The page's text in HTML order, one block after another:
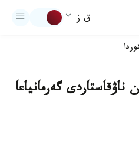
ق ز
ناۋقاستاردى گەرمانياعا